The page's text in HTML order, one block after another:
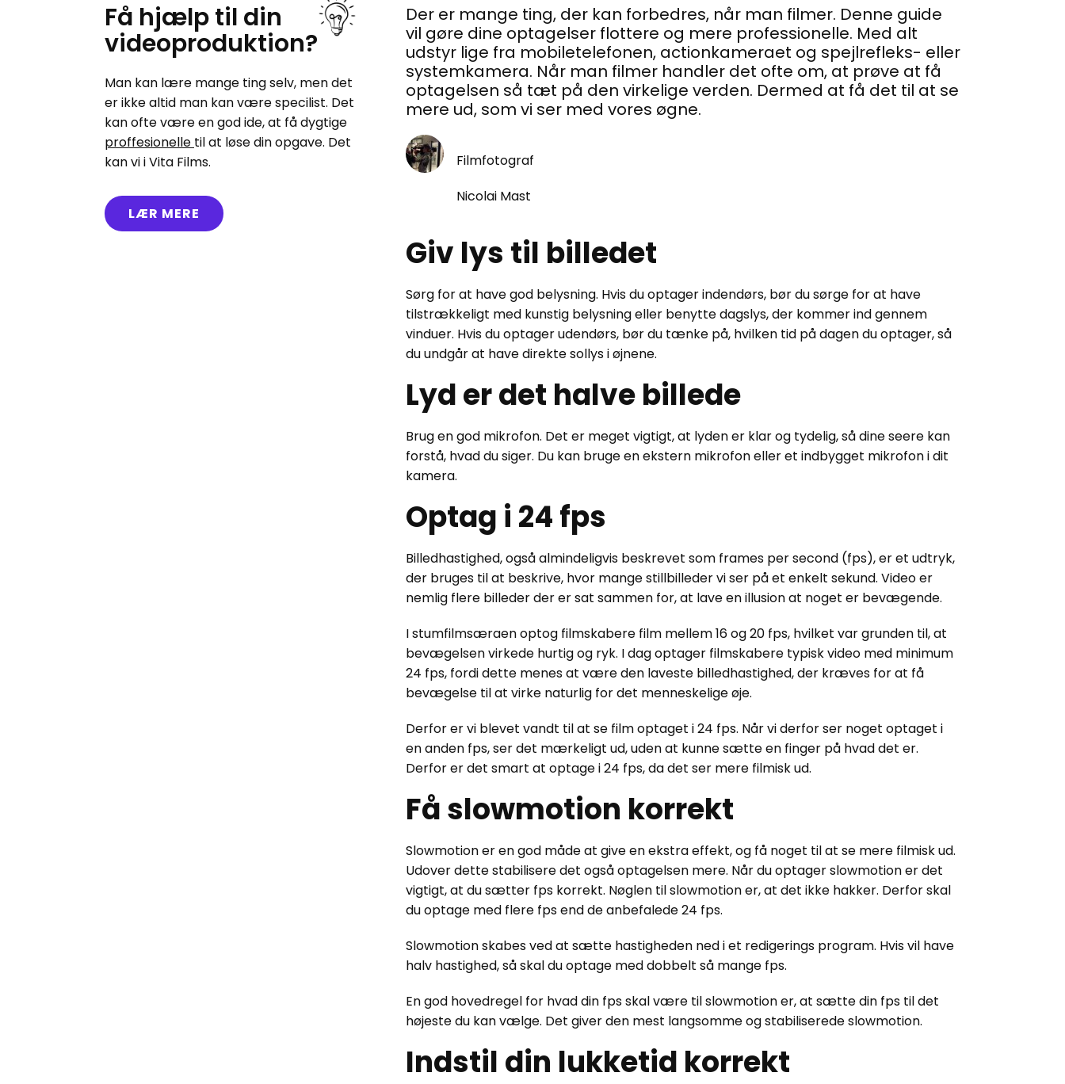
Få hjælp til din
videoproduktion?
Man kan lære mange ting selv, men det
er ikke altid man kan være specilist. Det
kan ofte være en god ide, at få dygtige
proffesionelle til at løse din opgave. Det
kan vi i Vita Films.
LÆR MERE
Der er mange ting, der kan forbedres, når man filmer. Denne guide
vil gøre dine optagelser flottere og mere professionelle. Med alt
udstyr lige fra mobiletelefonen, actionkameraet og spejlrefleks- eller
systemkamera. Når man filmer handler det ofte om, at prøve at få
optagelsen så tæt på den virkelige verden. Dermed at få det til at se
mere ud, som vi ser med vores øgne.
Filmfotograf
Nicolai Mast
Giv lys til billedet
Sørg for at have god belysning. Hvis du optager indendørs, bør du sørge for at have
tilstrækkeligt med kunstig belysning eller benytte dagslys, der kommer ind gennem
vinduer. Hvis du optager udendørs, bør du tænke på, hvilken tid på dagen du optager, så
du undgår at have direkte sollys i øjnene.
Lyd er det halve billede
Brug en god mikrofon. Det er meget vigtigt, at lyden er klar og tydelig, så dine seere kan
forstå, hvad du siger. Du kan bruge en ekstern mikrofon eller et indbygget mikrofon i dit
kamera.
Optag i 24 fps
Billedhastighed, også almindeligvis beskrevet som frames per second (fps), er et udtryk,
der bruges til at beskrive, hvor mange stillbilleder vi ser på et enkelt sekund. Video er
nemlig flere billeder der er sat sammen for, at lave en illusion at noget er bevægende.
I stumfilmsæraen optog filmskabere film mellem 16 og 20 fps, hvilket var grunden til, at
bevægelsen virkede hurtig og ryk. I dag optager filmskabere typisk video med minimum
24 fps, fordi dette menes at være den laveste billedhastighed, der kræves for at få
bevægelse til at virke naturlig for det menneskelige øje.
Derfor er vi blevet vandt til at se film optaget i 24 fps. Når vi derfor ser noget optaget i
en anden fps, ser det mærkeligt ud, uden at kunne sætte en finger på hvad det er.
Derfor er det smart at optage i 24 fps, da det ser mere filmisk ud.
Få slowmotion korrekt
Slowmotion er en god måde at give en ekstra effekt, og få noget til at se mere filmisk ud.
Udover dette stabilisere det også optagelsen mere. Når du optager slowmotion er det
vigtigt, at du sætter fps korrekt. Nøglen til slowmotion er, at det ikke hakker. Derfor skal
du optage med flere fps end de anbefalede 24 fps.
Slowmotion skabes ved at sætte hastigheden ned i et redigerings program. Hvis vil have
halv hastighed, så skal du optage med dobbelt så mange fps.
En god hovedregel for hvad din fps skal være til slowmotion er, at sætte din fps til det
højeste du kan vælge. Det giver den mest langsomme og stabiliserede slowmotion.
Indstil din lukketid korrekt